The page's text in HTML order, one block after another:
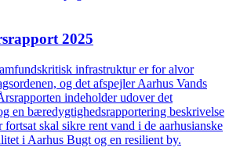
2025
infrastruktur er for alvor
og det afspejler Aarhus Vands
indeholder udover det
en bæredygtighedsrapportering beskrivelse
skal sikre rent vand i de aarhusianske
i Aarhus Bugt og en resilient by.